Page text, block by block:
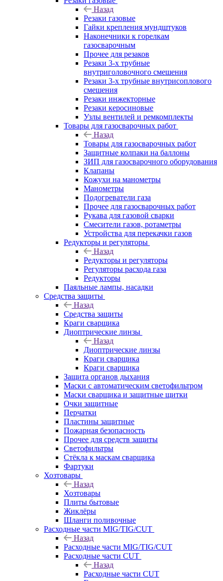
Назад
Резаки газовые
Гайки крепления мундштуков
Наконечники к горелкам
газосварочным
Прочее для резаков
Резаки 3-х трубные
внутриголовочного смешения
Резаки 3-х трубные внутрисоплового
смешения
Резаки инжекторные
Резаки керосиновые
Узлы вентилей и ремкомплекты
Товары для газосварочных работ
Назад
Товары для газосварочных работ
Защитные колпаки на баллоны
ЗИП для газосварочного оборудования
Клапаны
Кожухи на манометры
Манометры
Подогреватели газа
Прочее для газосварочных работ
Рукава для газовой сварки
Смесители газов, ротаметры
Устройства для перекачки газов
Редукторы и регуляторы
Назад
Редукторы и регуляторы
Регуляторы расхода газа
Редукторы
Паяльные лампы, насадки
Средства защиты
Назад
Средства защиты
Краги сварщика
Диоптрические линзы
Назад
Диоптрические линзы
Краги сварщика
Краги сварщика
Защита органов дыхания
Маски с автоматическим светофильтром
Маски сварщика и защитные щитки
Очки защитные
Перчатки
Пластины защитные
Пожарная безопасность
Прочее для средств защиты
Светофильтры
Стёкла к маскам сварщика
Фартуки
Хозтовары
Назад
Хозтовары
Плиты бытовые
Жиклёры
Шланги поливочные
Расходные части MIG/TIG/CUT
Назад
Расходные части MIG/TIG/CUT
Расходные части CUT
Назад
Расходные части CUT